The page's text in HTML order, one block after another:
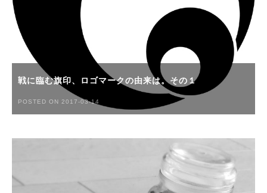
戦に臨む旗印、ロゴマークの由来は。その１
POSTED ON 2017-03-14